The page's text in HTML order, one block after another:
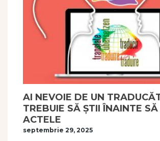
AI NEVOIE DE UN
TREBUIE SĂ ȘTII ÎNAINTE SĂ
ACTELE
septembrie 29, 2025